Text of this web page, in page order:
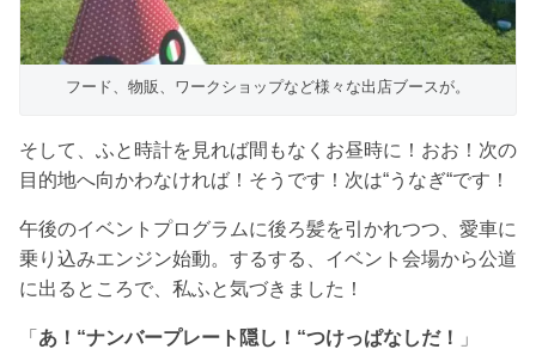
フード、物販、ワークショップなど様々な出店ブースが。
そして、ふと時計を見れば間もなくお昼時に！おお！次の
目的地へ向かわなければ！そうです！次は“うなぎ“です！
午後のイベントプログラムに後ろ髪を引かれつつ、愛車に
乗り込みエンジン始動。するする、イベント会場から公道
に出るところで、私ふと気づきました！
「 あ！“ナンバープレート隠し！“つけっぱなしだ！ 」